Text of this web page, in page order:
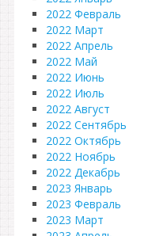
2022 Февраль
2022 Март
2022 Апрель
2022 Май
2022 Июнь
2022 Июль
2022 Август
2022 Сентябрь
2022 Октябрь
2022 Ноябрь
2022 Декабрь
2023 Январь
2023 Февраль
2023 Март